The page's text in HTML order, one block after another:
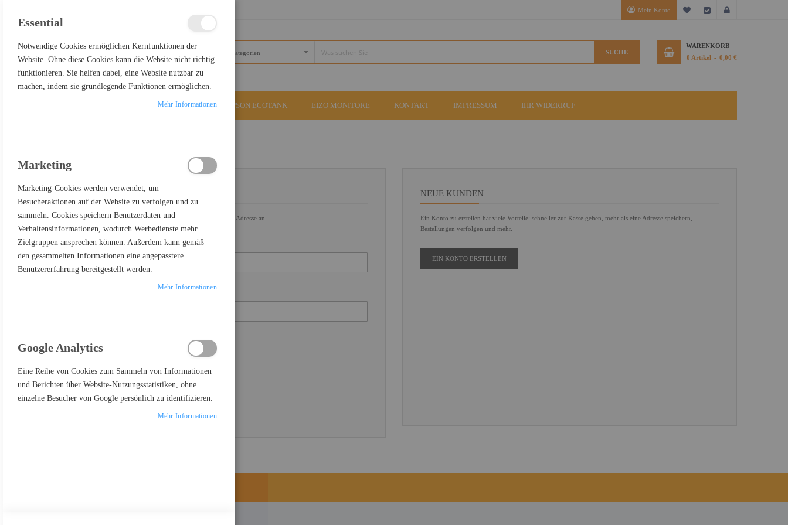
Mein Konto Mein Wunschzettel
Kasse
SUCHE
WARENKORB
0 Artikel 0,00 €
EPSON ECOTANK EIZO MONITORE KONTAKT IMPRESSUM IHR WIDERRUF
REGISTRIERTE KUNDEN
Wenn Sie ein Konto haben, melden Sie sich mit Ihrer E-Mail-Adresse an.
E-Mail
NEUE KUNDEN
Ein Konto zu erstellen hat viele Vorteile: schneller zur Kasse gehen, mehr als eine Adresse speichern,
Bestellungen verfolgen und mehr.
EIN KONTO ERSTELLEN
Essential
Notwendige Cookies ermöglichen Kernfunktionen der
Website. Ohne diese Cookies kann die Website nicht richtig
funktionieren. Sie helfen dabei, eine Website nutzbar zu
machen, indem sie grundlegende Funktionen ermöglichen.
Mehr Informationen
Marketing
Marketing-Cookies werden verwendet, um
Besucheraktionen auf der Website zu verfolgen und zu
sammeln. Cookies speichern Benutzerdaten und
Verhaltensinformationen, wodurch Werbedienste mehr
Zielgruppen ansprechen können. Außerdem kann gemäß
den gesammelten Informationen eine angepasstere
Benutzererfahrung bereitgestellt werden.
Mehr Informationen
Google Analytics
Eine Reihe von Cookies zum Sammeln von Informationen
und Berichten über Website-Nutzungsstatistiken, ohne
einzelne Besucher von Google persönlich zu identifizieren.
Mehr Informationen